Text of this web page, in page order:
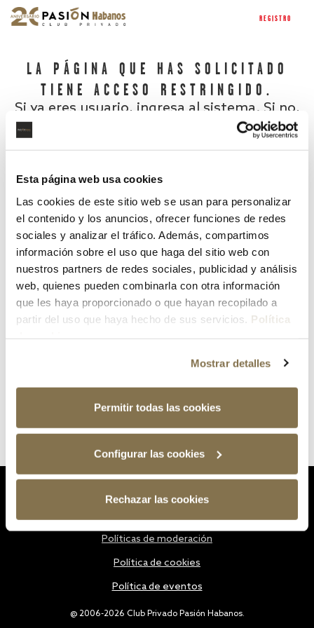
Esta página web usa cookies
Las cookies de este sitio web se usan para personalizar
el contenido y los anuncios, ofrecer funciones de redes
sociales y analizar el tráfico. Además, compartimos
información sobre el uso que haga del sitio web con
nuestros partners de redes sociales, publicidad y análisis
web, quienes pueden combinarla con otra información
que les haya proporcionado o que hayan recopilado a
partir del uso que haya hecho de sus servicios. Política
Mostrar detalles
Permitir todas las cookies
Configurar las cookies
Rechazar las cookies
REGISTRO
LA PÁGINA QUE HAS SOLICITADO
TIENE ACCESO RESTRINGIDO.
Si ya eres usuario, ingresa al sistema. Si no,
¿Has olvidado tu contraseña?
@ 2006-2026 Club Privado Pasión Habanos.
Políticas de moderación
Política de cookies
Política de eventos